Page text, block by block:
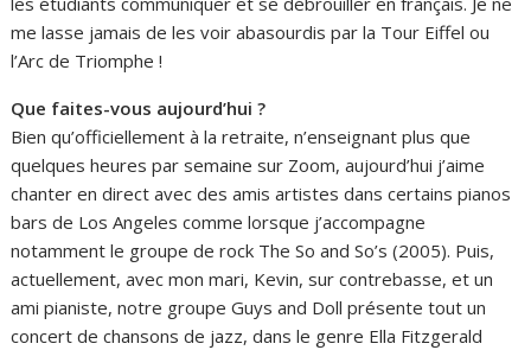
me lasse jamais de les voir abasourdis par la Tour Eiffel ou
l’Arc de Triomphe !
Que faites-vous aujourd’hui ?
Bien qu’officiellement à la retraite, n’enseignant plus que
quelques heures par semaine sur Zoom, aujourd’hui j’aime
chanter en direct avec des amis artistes dans certains pianos
bars de Los Angeles comme lorsque j’accompagne
notamment le groupe de rock The So and So’s (2005). Puis,
actuellement, avec mon mari, Kevin, sur contrebasse, et un
ami pianiste, notre groupe Guys and Doll présente tout un
concert de chansons de jazz, dans le genre Ella Fitzgerald